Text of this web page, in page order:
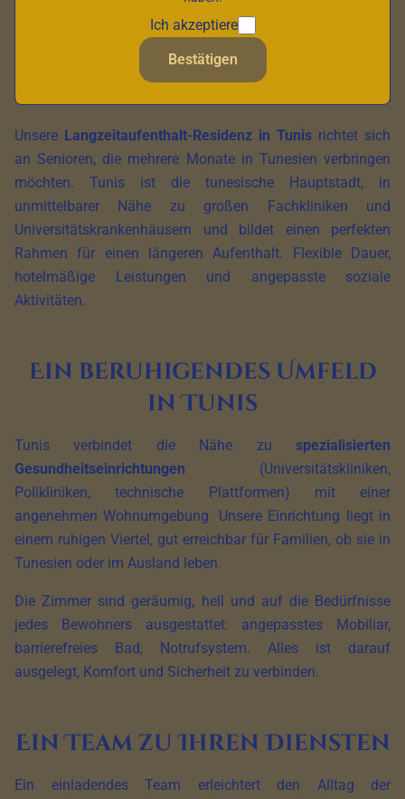
Unsere Langzeitaufenthalt-Residenz in Tunis richtet sich
an Senioren, die mehrere Monate in Tunesien verbringen
möchten. Tunis ist die tunesische Hauptstadt, in
unmittelbarer Nähe zu großen Fachkliniken und
Universitätskrankenhäusern und bildet einen perfekten
Rahmen für einen längeren Aufenthalt. Flexible Dauer,
hotelmäßige Leistungen und angepasste soziale
Aktivitäten.
Ein beruhigendes Umfeld
in Tunis
Tunis verbindet die Nähe zu spezialisierten
Gesundheitseinrichtungen (Universitätskliniken,
Polikliniken, technische Plattformen) mit einer
angenehmen Wohnumgebung. Unsere Einrichtung liegt in
einem ruhigen Viertel, gut erreichbar für Familien, ob sie in
Tunesien oder im Ausland leben.
Die Zimmer sind geräumig, hell und auf die Bedürfnisse
jedes Bewohners ausgestattet: angepasstes Mobiliar,
barrierefreies Bad, Notrufsystem. Alles ist darauf
ausgelegt, Komfort und Sicherheit zu verbinden.
Ein Team zu Ihren Diensten
Ein einladendes Team erleichtert den Alltag der
Ich akzeptiere
Bestätigen